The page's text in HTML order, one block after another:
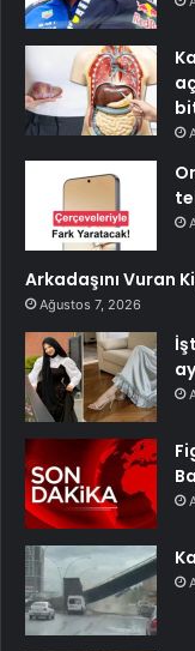
Arkadaşını Vuran
Ağustos 7, 2026